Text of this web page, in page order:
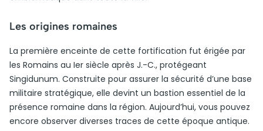
Les origines romaines
La première enceinte de cette fortification fut érigée par
les Romains au Ier siècle après J.-C., protégeant
Singidunum. Construite pour assurer la sécurité d’une base
militaire stratégique, elle devint un bastion essentiel de la
présence romaine dans la région. Aujourd’hui, vous pouvez
encore observer diverses traces de cette époque antique.